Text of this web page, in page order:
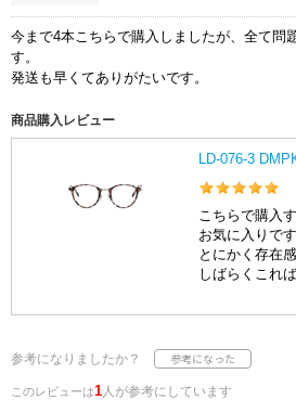
今まで4本こちらで購入しましたが、全て問
す。
発送も早くてありがたいです。
商品購入レビュー
LD-076-3
こちらで購入
お気に入りです
とにかく存在
しばらくこれ
参考になりましたか？
このレビューは1 人が参考にしています